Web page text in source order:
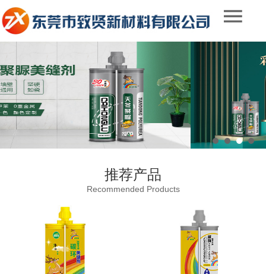
推荐产品
Recommended Products